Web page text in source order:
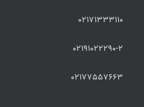
02171333110
02191022290-2
02177557663